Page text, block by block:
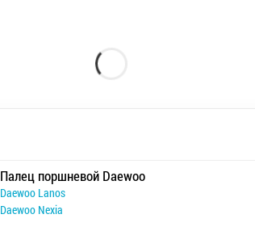
Палец поршневой Daewoo
Daewoo Lanos
Daewoo Nexia